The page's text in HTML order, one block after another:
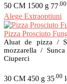
50 CM 1500 g 77 .00
Acest
produs
are
mai
multe
variații.
pot
Alege Extraoptiuni
Pizza Prosciuto
Aluat de pizza /
mozzarella /
Ciuperci
30 CM 450 g 35 .00